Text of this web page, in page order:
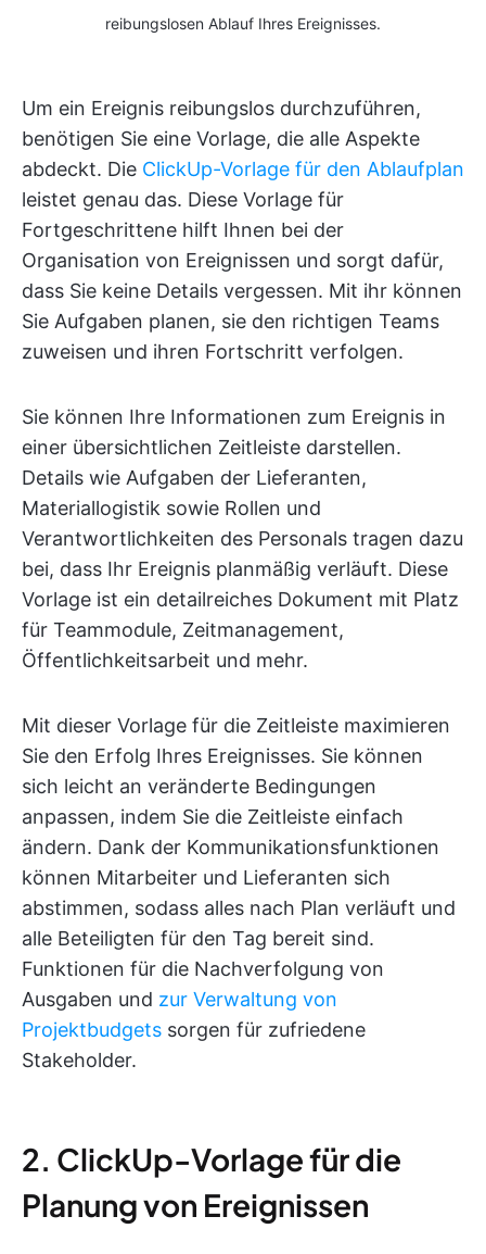
reibungslosen Ablauf Ihres Ereignisses.
Um ein Ereignis reibungslos durchzuführen,
benötigen Sie eine Vorlage, die alle Aspekte
abdeckt. Die ClickUp-Vorlage für den Ablaufplan
leistet genau das. Diese Vorlage für
Fortgeschrittene hilft Ihnen bei der
Organisation von Ereignissen und sorgt dafür,
dass Sie keine Details vergessen. Mit ihr können
Sie Aufgaben planen, sie den richtigen Teams
zuweisen und ihren Fortschritt verfolgen.
Sie können Ihre Informationen zum Ereignis in
einer übersichtlichen Zeitleiste darstellen.
Details wie Aufgaben der Lieferanten,
Materiallogistik sowie Rollen und
Verantwortlichkeiten des Personals tragen dazu
bei, dass Ihr Ereignis planmäßig verläuft. Diese
Vorlage ist ein detailreiches Dokument mit Platz
für Teammodule, Zeitmanagement,
Öffentlichkeitsarbeit und mehr.
Mit dieser Vorlage für die Zeitleiste maximieren
Sie den Erfolg Ihres Ereignisses. Sie können
sich leicht an veränderte Bedingungen
anpassen, indem Sie die Zeitleiste einfach
ändern. Dank der Kommunikationsfunktionen
können Mitarbeiter und Lieferanten sich
abstimmen, sodass alles nach Plan verläuft und
alle Beteiligten für den Tag bereit sind.
Funktionen für die Nachverfolgung von
Ausgaben und zur Verwaltung von
Projektbudgets sorgen für zufriedene
Stakeholder.
2. ClickUp-Vorlage für die
Planung von Ereignissen